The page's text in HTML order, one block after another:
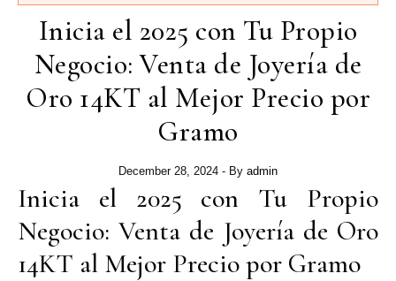
Inicia el 2025 con Tu Propio
Negocio: Venta de Joyería de
Oro 14KT al Mejor Precio por
Gramo
December 28, 2024 - By admin
Inicia el 2025 con Tu Propio
Negocio: Venta de Joyería de Oro
14KT al Mejor Precio por Gramo